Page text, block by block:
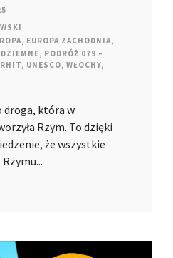
, EUROPA ZACHODNIA,
, PODRÓŻ 079 –
, UNESCO, WŁOCHY,
droga, która w
Rzym. To dzięki
że wszystkie